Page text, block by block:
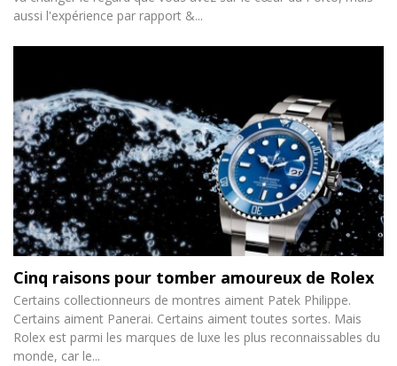
aussi l'expérience par rapport &...
Cinq raisons pour tomber amoureux de Rolex
Certains collectionneurs de montres aiment Patek Philippe.
Certains aiment Panerai. Certains aiment toutes sortes. Mais
Rolex est parmi les marques de luxe les plus reconnaissables du
monde, car le...